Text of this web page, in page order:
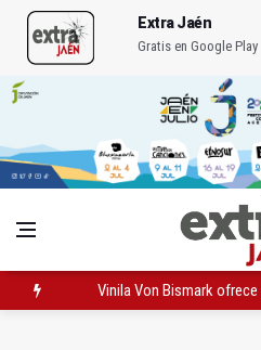
Extra Jaén
Gratis en Google Play
Vinila Von Bismark